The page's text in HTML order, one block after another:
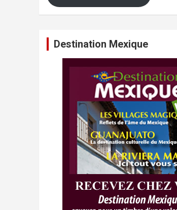
Destination Mexique